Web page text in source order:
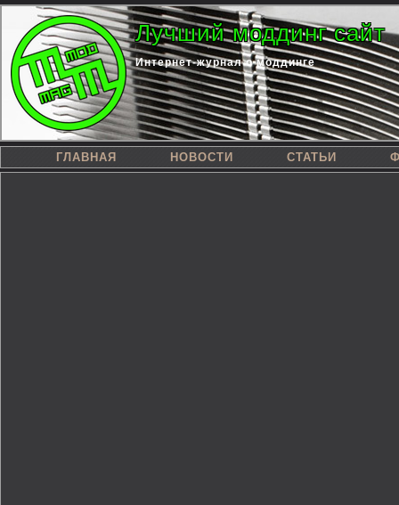
Лучший моддинг сайт
Интернет-журнал о моддинге
ГЛАВНАЯ НОВОСТИ СТАТЬИ